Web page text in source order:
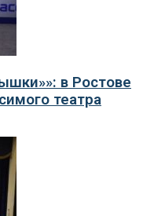
в Ростове
театра